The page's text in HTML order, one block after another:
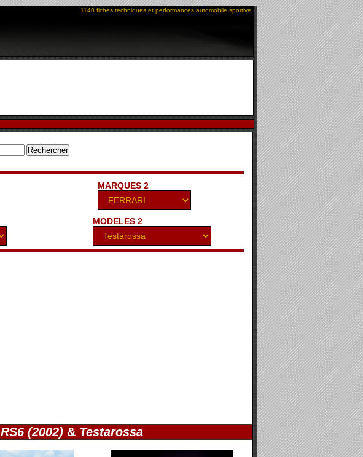
1140 fiches techniques et performances automobile sportive.
MARQUES 2
MODELES 2
RS6 (2002) & Testarossa